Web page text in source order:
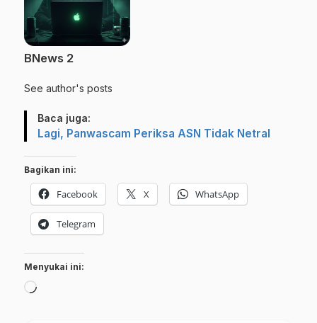
BNews 2
See author's posts
Baca juga:
Lagi, Panwascam Periksa ASN Tidak Netral
Bagikan ini:
Facebook X WhatsApp
Telegram
Menyukai ini:
Memuat...